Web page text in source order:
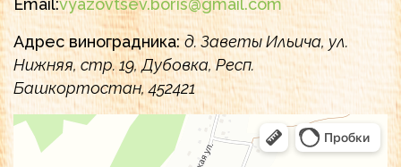
Email:vyazovtsev.boris@gmail.com
Адрес виноградника:д. Заветы Ильича, ул.
Нижняя, стр. 19, Дубовка, Респ.
Башкортостан, 452421